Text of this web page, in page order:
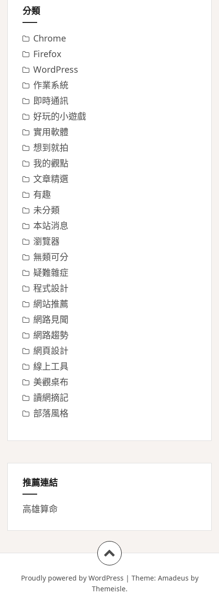
分類
Chrome
Firefox
WordPress
作業系統
即時通訊
好玩的小遊戲
實用軟體
想到就拍
我的觀點
文章精選
有趣
未分類
本站消息
瀏覽器
無類可分
疑難雜症
程式設計
網站推薦
網路見聞
網路趨勢
網頁設計
線上工具
美觀桌布
讀網摘記
部落風格
推薦連結
高雄算命
Proudly powered by WordPress | Theme: Amadeus by
Themeisle.